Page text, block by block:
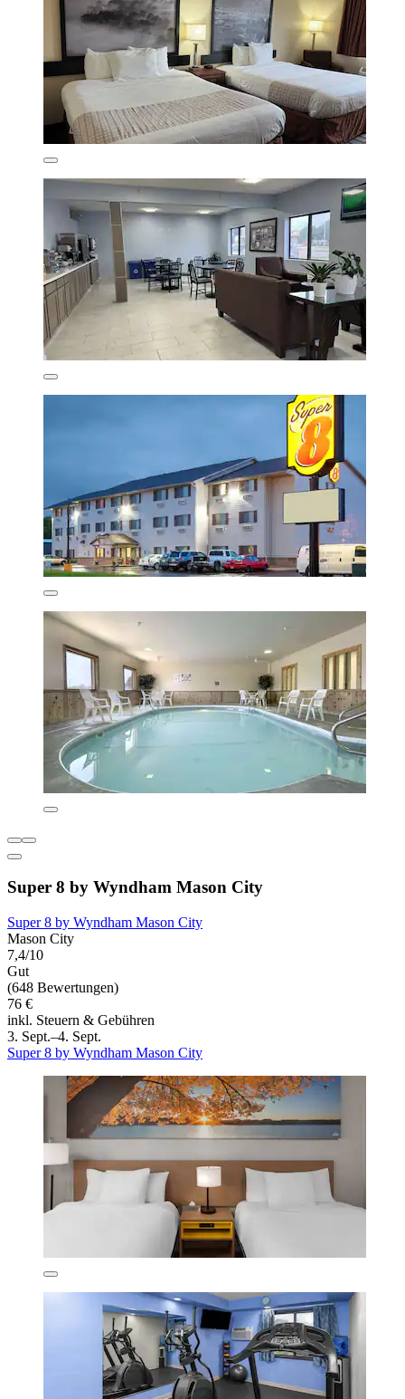
Super 8 by Wyndham Mason City
Super 8 by Wyndham Mason City
Mason City
7,4/10
Gut
(648 Bewertungen)
76 €
inkl. Steuern & Gebühren
3. Sept.–4. Sept.
Super 8 by Wyndham Mason City